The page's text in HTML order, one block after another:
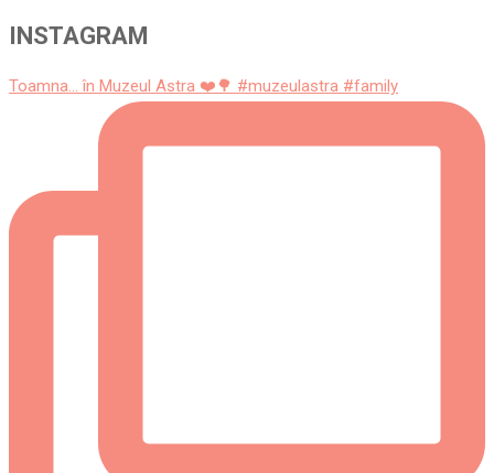
INSTAGRAM
Toamna... în Muzeul Astra ❤️🌳 #muzeulastra #family